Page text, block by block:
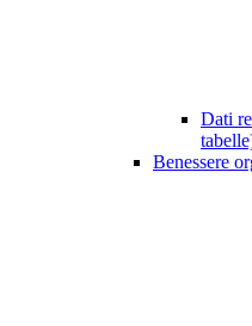
Dati
Benessere